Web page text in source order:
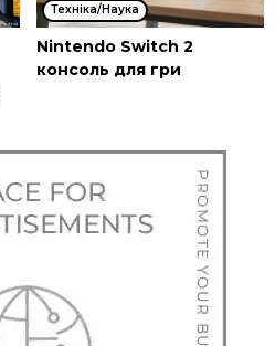
Техніка/Наука
Nintendo Switch 2
консоль для гри